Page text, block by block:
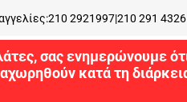
210 2921997|210 291 4326
σας ενημερώνουμε
κατά τη